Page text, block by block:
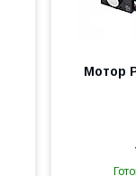
Мотор